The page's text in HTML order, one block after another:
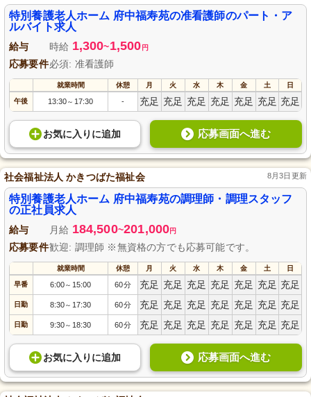
特別養護老人ホーム 府中福寿苑の准看護師のパート・ア
ルバイト求人
給与 時給 1,300~1,500 円
応募要件必須: 准看護師
就業時間 休憩 月 火 水 木 金 土 日
午後 13:30～ 17:30 - 充足 充足 充足 充足 充足 充足 充足
お気に入り に追加 応募画面へ進む
社会福祉法人 かきつばた福祉会 8月3日更新
特別養護老人ホーム 府中福寿苑の調理師・調理スタッフ
の正社員求人
給与 月給 184,500~201,000円
応募要件歓迎: 調理師 ※無資格の方でも応募可能です。
就業時間 休憩 月 火 水 木 金 土 日
早番 6:00～ 15:00 60分 充足 充足 充足 充足 充足 充足 充足
日勤 8:30～ 17:30 60分 充足 充足 充足 充足 充足 充足 充足
日勤 9:30～ 18:30 60分 充足 充足 充足 充足 充足 充足 充足
お気に入り に追加 応募画面へ進む